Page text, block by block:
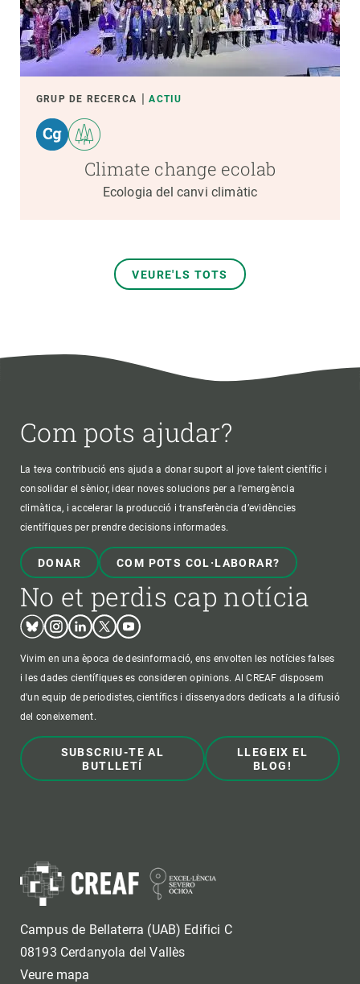
GRUP DE RECERCA ACTIU
Climate change ecolab
Ecologia del canvi climàtic
VEURE'LS TOTS
Com pots ajudar?
La teva contribució ens ajuda a donar suport al jove talent científic i
consolidar el sènior, idear noves solucions per a l'emergència
climàtica, i accelerar la producció i transferència d’evidències
científiques per prendre decisions informades.
DONAR COM POTS COL·LABORAR?
No et perdis cap notícia
BlueskyInstagram
LinkedinTwitterYoutube
Vivim en una època de desinformació, ens envolten les notícies falses
i les dades científiques es consideren opinions. Al CREAF disposem
d'un equip de periodistes, científics i dissenyadors dedicats a la difusió
del coneixement.
SUBSCRIU-TE AL
BUTLLETÍ
LLEGEIX EL
BLOG!
Campus de Bellaterra (UAB) Edifici C
08193 Cerdanyola del Vallès
Veure mapa